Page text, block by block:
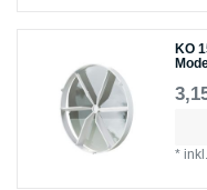
KO
*